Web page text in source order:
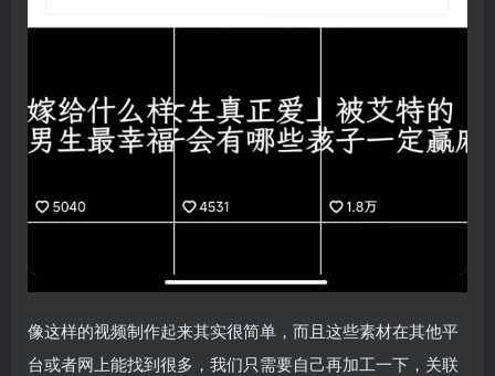
像这样的视频制作起来其实很简单，而且这些素材在其他平
台或者网上能找到很多，我们只需要自己再加工一下，关联